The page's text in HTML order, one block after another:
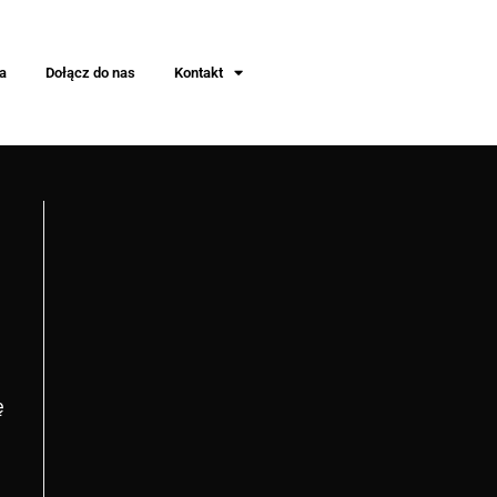
Dołącz do nas Kontakt